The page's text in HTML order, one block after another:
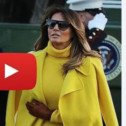
поженились,
которые по-настоящему
на боль от
я поняла одно:
чтобы угодить всем. Это
с тем, кого ты
что.